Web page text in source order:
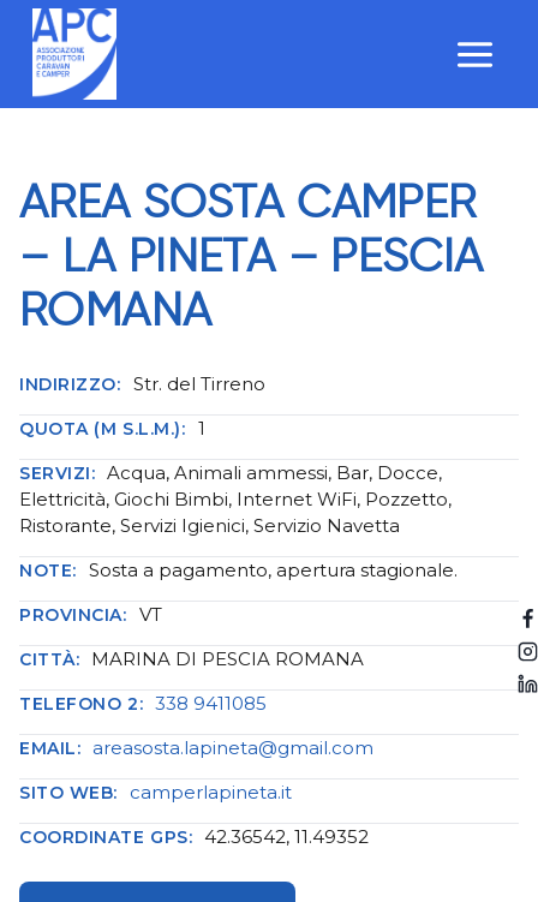
Salta
contenuto
AREA SOSTA CAMPER
– LA PINETA – PESCIA
ROMANA
INDIRIZZO: Str. del Tirreno
QUOTA (M S.L.M.): 1
SERVIZI: Acqua, Animali ammessi, Bar, Docce,
Elettricità, Giochi Bimbi, Internet WiFi, Pozzetto,
Ristorante, Servizi Igienici, Servizio Navetta
NOTE: Sosta a pagamento, apertura stagionale.
PROVINCIA: VT
CITTÀ: MARINA DI PESCIA ROMANA
TELEFONO 2: 338 9411085
EMAIL: areasosta.lapineta@gmail.com
SITO WEB: camperlapineta.it
COORDINATE GPS: 42.36542, 11.49352